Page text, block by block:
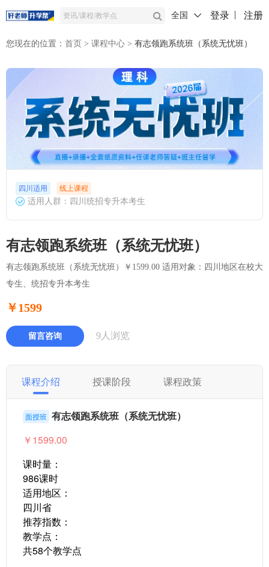
全国 登录 注册
您现在的位置： 首页 > 课程中心 > 有志领跑系统班（系统无忧班）
四川适用 线上课程
适用人群：四川统招专升本考生
有志领跑系统班（系统无忧班）
有志领跑系统班（系统无忧班）￥1599.00 适用对象：四川地区在校大
专生、统招专升本考生
￥1599
留言咨询 9人浏览
课程介绍 授课阶段 课程政策
面授班 有志领跑系统班（系统无忧班）
￥1599.00
课时量：
986课时
适用地区：
四川省
推荐指数：
教学点：
共58个教学点